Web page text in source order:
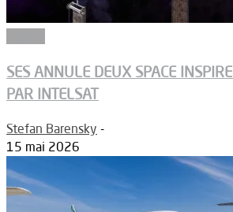
SES ANNULE DEUX SPACE
PAR INTELSAT
Stefan Barensky -
15 mai 2026